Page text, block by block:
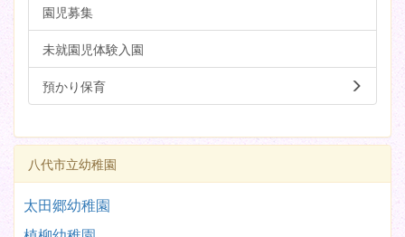
園児募集
未就園児体験入園
預かり保育
八代市立幼稚園
太田郷幼稚園